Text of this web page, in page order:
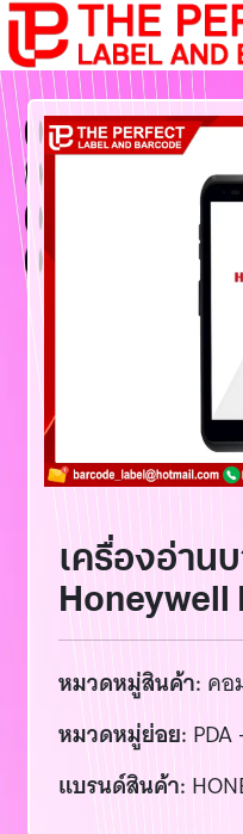
เครื่องอ่าน
Honeywell
หมวดหมู่สินค้า: คอ
หมวดหมู่ย่อย:
แบรนด์สินค้า: